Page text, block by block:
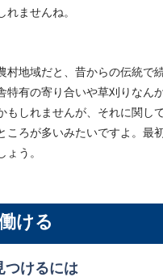
ませんね。
地域だと、昔からの伝統で
特有の寄り合いや草刈りなん
もしれませんが、それに関し
ろが多いみたいですよ。最
う。
ける
つけるには